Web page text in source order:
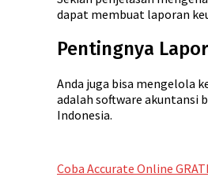
dapat membuat laporan
Pentingnya
Anda juga bisa mengelola
adalah software akuntansi
Indonesia.
Coba Accurate Online